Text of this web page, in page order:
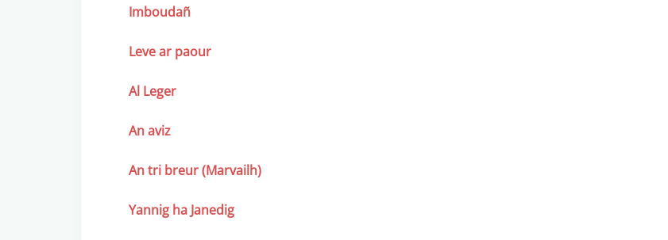
Imboudañ
Leve ar paour
Al Leger
An aviz
An tri breur (Marvailh)
Yannig ha Janedig